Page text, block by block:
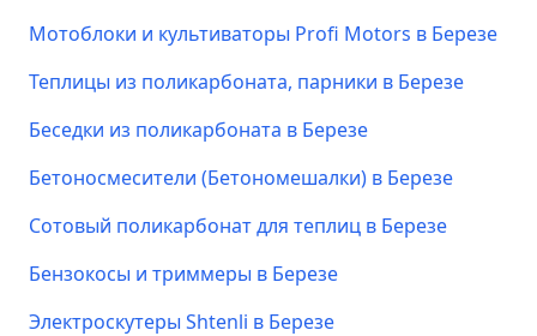
Мотоблоки и культиваторы Profi Motors в Березе
Теплицы из поликарбоната, парники в Березе
Беседки из поликарбоната в Березе
Бетоносмесители (Бетономешалки) в Березе
Сотовый поликарбонат для теплиц в Березе
Бензокосы и триммеры в Березе
Электроскутеры Shtenli в Березе